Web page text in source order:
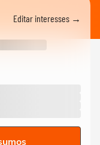
Editar interesses →